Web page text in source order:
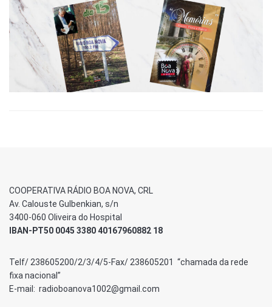
COOPERATIVA RÁDIO BOA NOVA, CRL
Av. Calouste Gulbenkian, s/n
3400-060 Oliveira do Hospital
IBAN-PT50 0045 3380 40167960882 18
Telf/ 238605200/2/3/4/5-Fax/ 238605201 “chamada da rede
fixa nacional”
E-mail: radioboanova1002@gmail.com